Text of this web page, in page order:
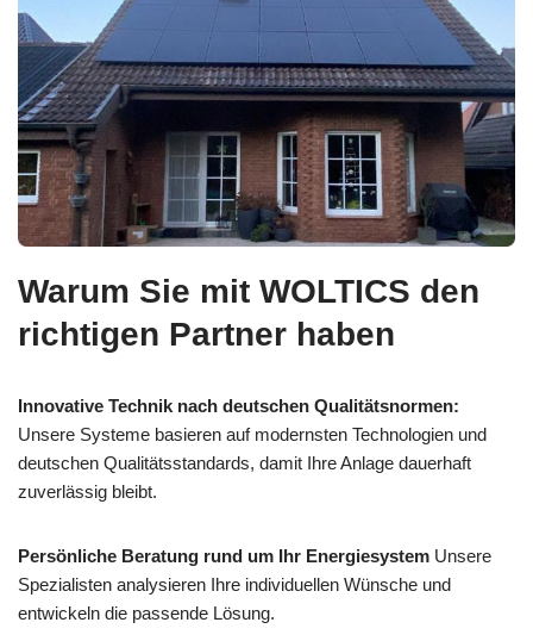
Warum Sie mit WOLTICS den
richtigen Partner haben
Innovative Technik nach deutschen Qualitätsnormen:
Unsere Systeme basieren auf modernsten Technologien und
deutschen Qualitätsstandards, damit Ihre Anlage dauerhaft
zuverlässig bleibt.
Persönliche Beratung rund um Ihr Energiesystem Unsere
Spezialisten analysieren Ihre individuellen Wünsche und
entwickeln die passende Lösung.